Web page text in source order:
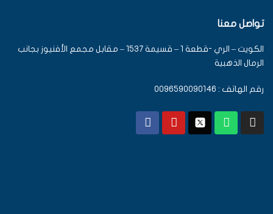
تواصل معنا
الكويت – الري -قطعة 1 – قسيمة 1537 – مقابل مجمع الأفنيوز بجانب
الرمال الذهبية
رقم الهاتف : 0096590090146